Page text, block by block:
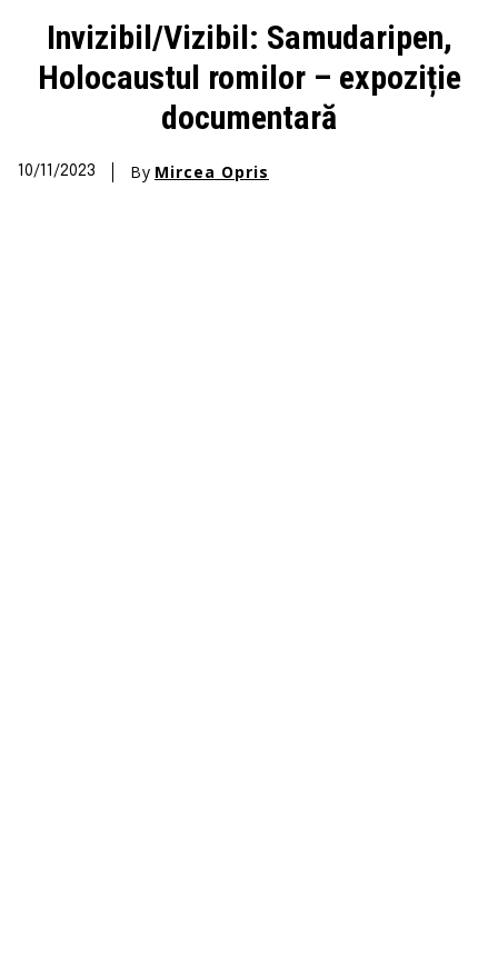
Invizibil/Vizibil: Samudaripen,
Holocaustul romilor – expoziție
documentară
10/11/2023 By Mircea Opris